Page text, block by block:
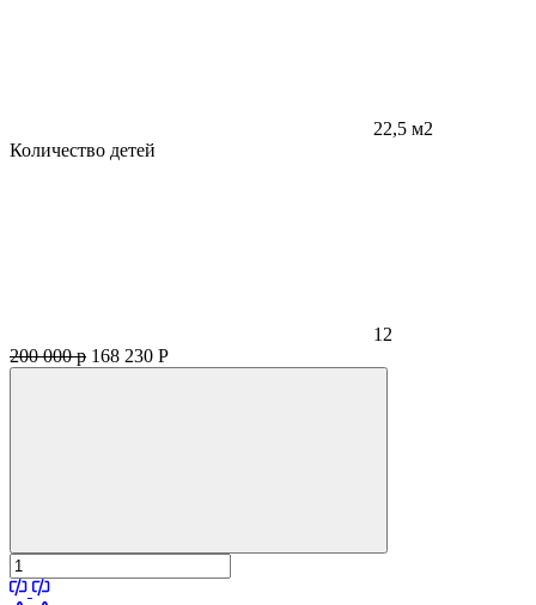
22,5 м2
Количество детей
12
200 000 р 168 230 Р